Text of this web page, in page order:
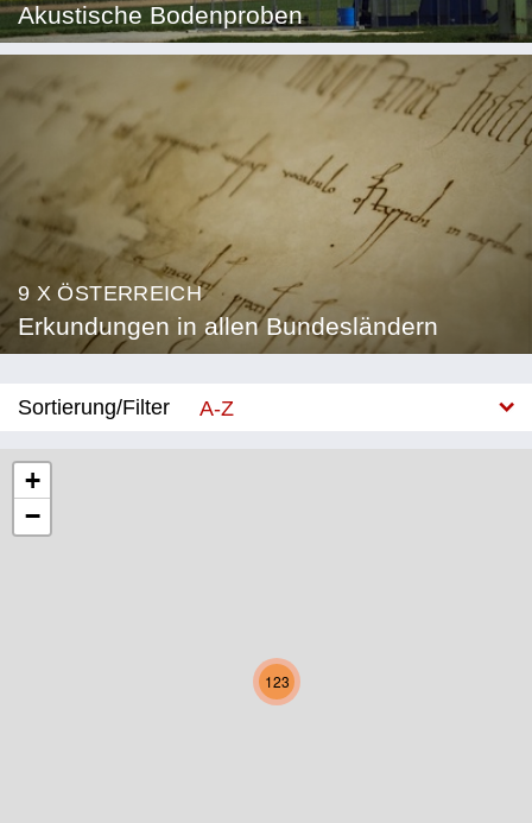
Akustische Bodenproben
9 X ÖSTERREICH
Erkundungen in allen Bundesländern
Sortierung/Filter
A-Z
Niederösterreich
Oberösterreich
123
+
−